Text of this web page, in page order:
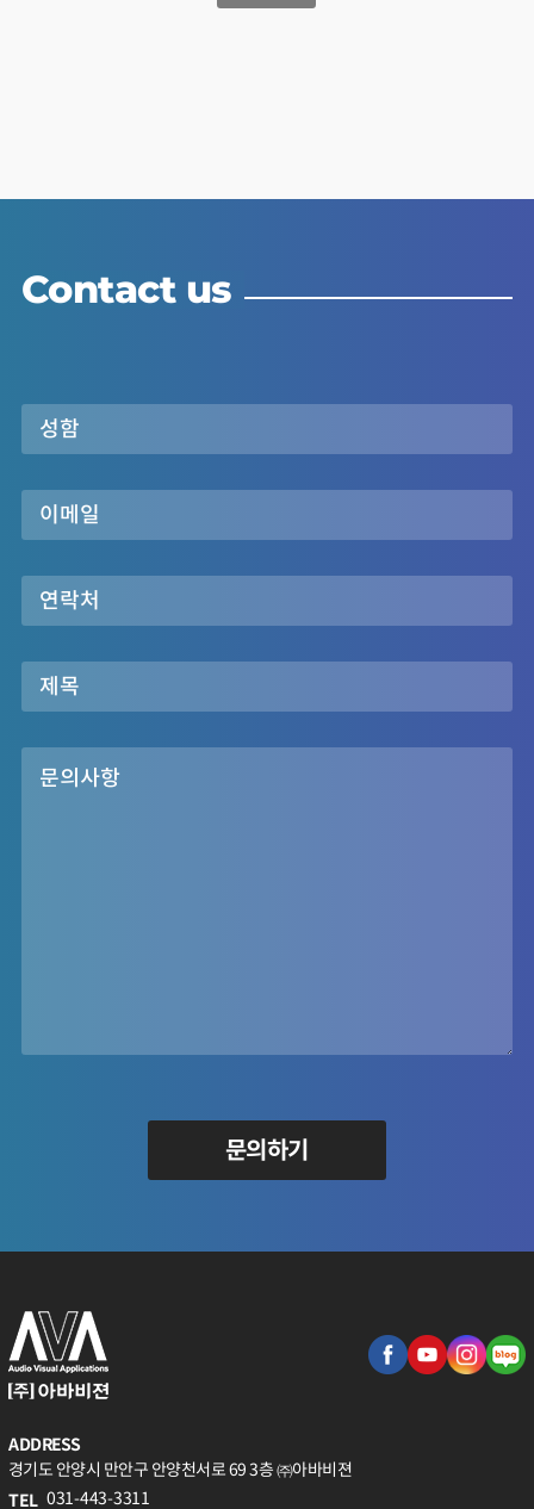
Contact us
문의하기
ADDRESS
경기도 안양시 만안구 안양천서로 69 3층 ㈜아바비젼
TEL 031-443-3311